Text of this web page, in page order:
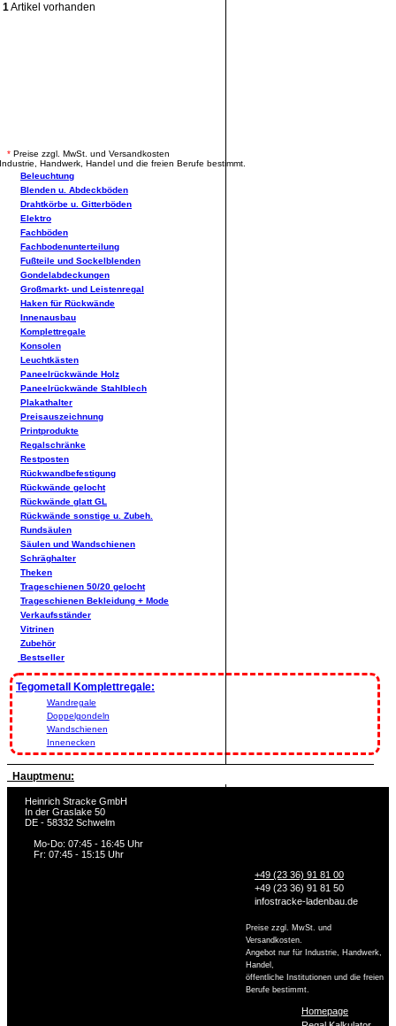
1Artikel vorhanden
* Preise zzgl. MwSt. und Versandkosten
Handwerk, Handel und die freien Berufe bestimmt.
Beleuchtung
Blenden u. Abdeckböden
Drahtkörbe u. Gitterböden
Elektro
Fachböden
Fachbodenunterteilung
Fußteile und Sockelblenden
Gondelabdeckungen
Großmarkt- und Leistenregal
Haken für Rückwände
Innenausbau
Komplettregale
Konsolen
Leuchtkästen
Paneelrückwände Holz
Paneelrückwände Stahlblech
Plakathalter
Preisauszeichnung
Printprodukte
Regalschränke
Restposten
Rückwandbefestigung
Rückwände gelocht
Rückwände glatt GL
Rückwände sonstige u. Zubeh.
Rundsäulen
Säulen und Wandschienen
Schräghalter
Theken
Trageschienen 50/20 gelocht
Trageschienen Bekleidung + Mode
Verkaufsständer
Vitrinen
Zubehör
Bestseller
Tegometall Komplettregale:
Wandregale
Doppelgondeln
Wandschienen
Innenecken
Hauptmenu:
Heinrich Stracke GmbH
In der Graslake 50
DE - 58332 Schwelm
Mo-Do: 07:45 - 16:45 Uhr
Fr: 07:45 - 15:15 Uhr
+49 (23 36) 91 81 00
+49 (23 36) 91 81 50
infostracke-ladenbau.de
Preise zzgl. MwSt. und
Versandkosten.
Angebot nur für Industrie, Handwerk,
Handel,
öffentliche Institutionen und die freien
Berufe bestimmt.
Homepage